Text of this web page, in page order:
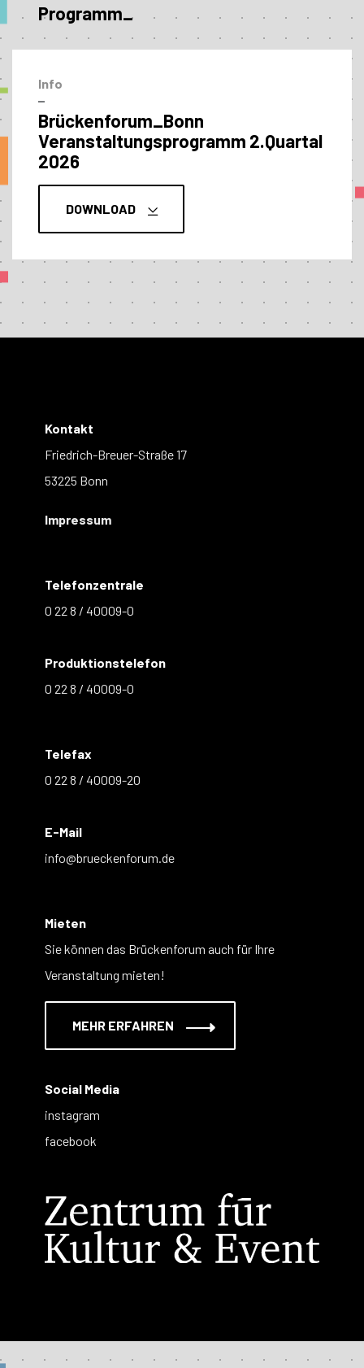
Programm_
Info
–
Brückenforum_Bonn
Veranstaltungs­programm 2.Quartal
2026
DOWNLOAD
Kontakt
Friedrich-Breuer-Straße 17
53225 Bonn
Impressum
Telefonzentrale
0 22 8 / 40009-0
Produktionstelefon
0 22 8 / 40009-0
Telefax
0 22 8 / 40009-20
E-Mail
info@brueckenforum.de
Mieten
Sie können das Brückenforum auch für Ihre
Veranstaltung mieten!
MEHR ERFAHREN
Social Media
instagram
facebook